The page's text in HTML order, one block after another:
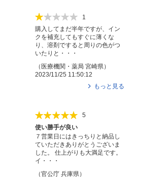
1
購入してまだ半年ですが、イン
クを補充してもすぐに薄くな
り、溶剤ですると周りの色がつ
いたりと・・・
（ 医療機関・薬局 宮崎県）
2023/11/25 11:50:12
もっと見る
5
使い勝手が良い
７営業日にはきっちりと納品し
ていただきありがとうございま
した。 仕上がりも大満足です。
イ・・・
（官公庁 兵庫県 ）